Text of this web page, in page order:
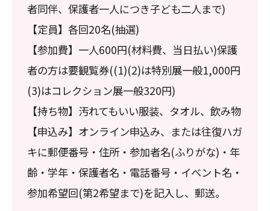
者同伴、保護者一人につき子ども二人まで)
【定員】各回20名(抽選)
【参加費】一人600円(材料費、当日払い)保護
者の方は要観覧券((1)(2)は特別展一般1,000円
(3)はコレクション展一般320円)
【持ち物】汚れてもいい服装、タオル、飲み物
【申込み】オンライン申込み、または往復ハガ
キに郵便番号・住所・参加者名(ふりがな)・年
齢・学年・保護者名・電話番号・イベント名・
参加希望回(第2希望まで)を記入し、郵送。